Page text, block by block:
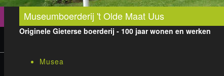
Museumboerderij 't Olde Maat Uus
Originele Gieterse boerderij - 100 jaar wonen en werken
Musea